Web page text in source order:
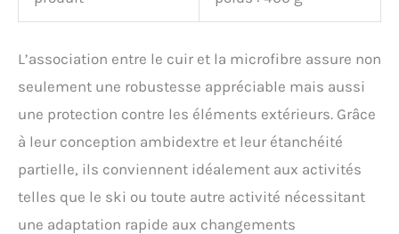
HOOD (surmoufles). Vous
3ème couche (POLAR
HOOD).
L’association entre le cuir et la microfibre assure non
seulement une robustesse appréciable mais aussi
une protection contre les éléments extérieurs. Grâce
à leur conception ambidextre et leur étanchéité
partielle, ils conviennent idéalement aux activités
telles que le ski ou toute autre activité nécessitant
une adaptation rapide aux changements